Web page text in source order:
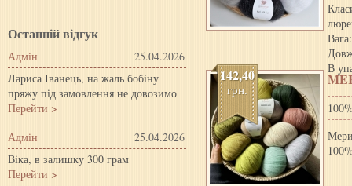
Останній відгук
Адмін
25.04.2026
Лариса Іванець, на жаль бобіну
пряжу під замовлення не довозимо
Перейти >
Адмін
25.04.2026
Віка, в залишку 300 грам
Перейти >
В
142,40
грн.